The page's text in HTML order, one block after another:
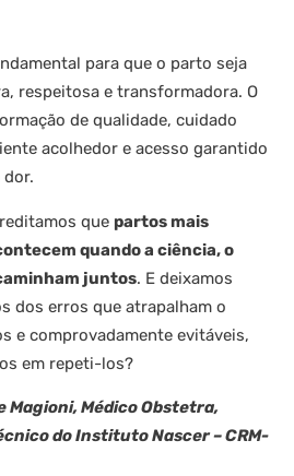
para que o parto seja
respeitosa e transformadora. O
de qualidade, cuidado
acolhedor e acesso garantido
que partos mais
quando a ciência, o
juntos. E deixamos
dos erros que atrapalham o
e comprovadamente evitáveis,
em repeti-los?
Magioni, Médico Obstetra,
do Instituto Nascer – CRM-